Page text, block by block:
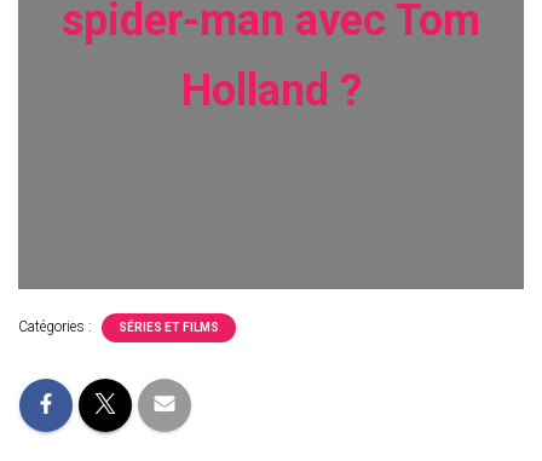
spider-man avec Tom
Holland ?
Catégories : SÉRIES ET FILMS